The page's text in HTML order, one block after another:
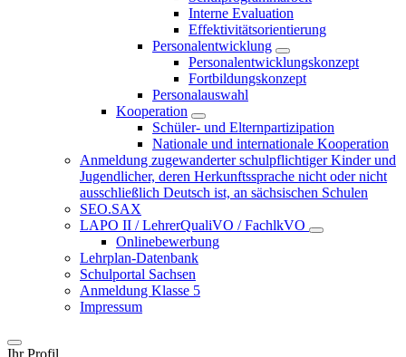
Interne Evaluation
Effektivitätsorientierung
Personalentwicklung
Personalentwicklungskonzept
Fortbildungskonzept
Personalauswahl
Kooperation
Schüler- und Elternpartizipation
Nationale und internationale Kooperation
Anmeldung zugewanderter schulpflichtiger Kinder und
Jugendlicher, deren Herkunftssprache nicht oder nicht
ausschließlich Deutsch ist, an sächsischen Schulen
SEO.SAX
LAPO II / LehrerQualiVO / FachlkVO
Onlinebewerbung
Lehrplan-Datenbank
Schulportal Sachsen
Anmeldung Klasse 5
Impressum
Ihr Profil